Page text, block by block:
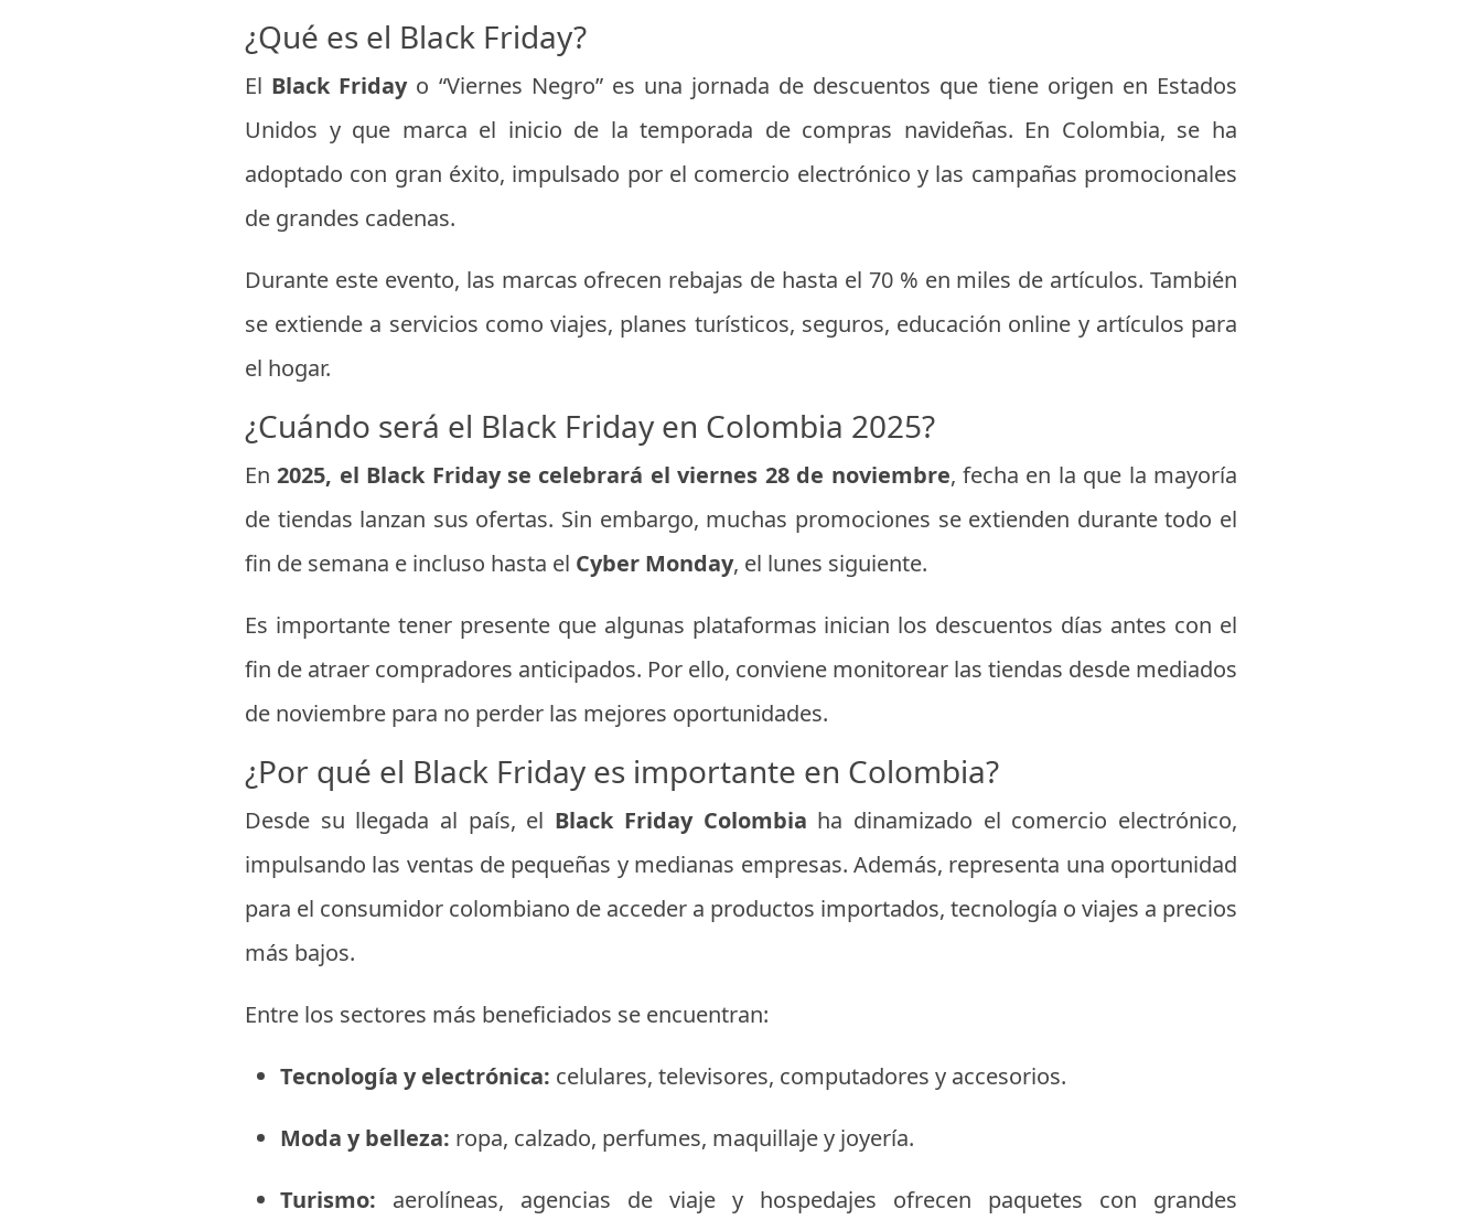
¿Qué es el Black Friday?
El Black Fridayo “Viernes Negro” es una jornada de descuentos que tiene origen en Estados
Unidos y que marca el inicio de la temporada de compras navideñas. En Colombia, se ha
adoptado con gran éxito, impulsado por el comercio electrónico y las campañas promocionales
de grandes cadenas.
Durante este evento, las marcas ofrecen rebajas de hasta el 70 % en miles de artículos. También
se extiende a servicios como viajes, planes turísticos, seguros, educación online y artículos para
el hogar.
¿Cuándo será el Black Friday en Colombia 2025?
En2025, el Black Friday se celebrará el viernes 28 de noviembre, fecha en la que la mayoría
de tiendas lanzan sus ofertas. Sin embargo, muchas promociones se extienden durante todo el
fin de semana e incluso hasta el Cyber Monday, el lunes siguiente.
Es importante tener presente que algunas plataformas inician los descuentos días antes con el
fin de atraer compradores anticipados. Por ello, conviene monitorear las tiendas desde mediados
de noviembre para no perder las mejores oportunidades.
¿Por qué el Black Friday es importante en Colombia?
Desde su llegada al país, el Black Friday Colombia ha dinamizado el comercio electrónico,
impulsando las ventas de pequeñas y medianas empresas. Además, representa una oportunidad
para el consumidor colombiano de acceder a productos importados, tecnología o viajes a precios
más bajos.
Entre los sectores más beneficiados se encuentran:
Tecnología y electrónica: celulares, televisores, computadores y accesorios.
Moda y belleza: ropa, calzado, perfumes, maquillaje y joyería.
Turismo: aerolíneas, agencias de viaje y hospedajes ofrecen paquetes con grandes